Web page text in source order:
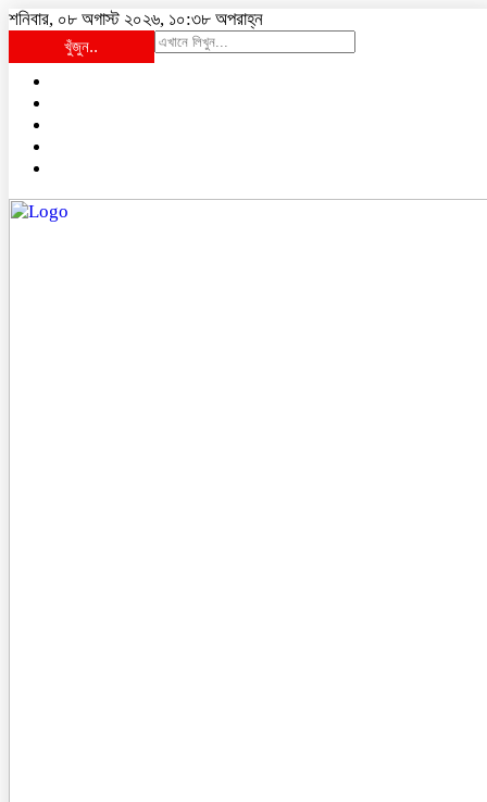
শনিবার, ০৮ অগাস্ট ২০২৬, ১০:৩৮ অপরাহ্ন
খুঁজুন..